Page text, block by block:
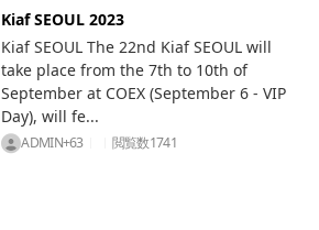
Kiaf SEOUL 2023
Kiaf SEOUL The 22nd Kiaf SEOUL will
take place from the 7th to 10th of
September at COEX (September 6 - VIP
Day), will fe...
ADMIN+63 閲覧数1741